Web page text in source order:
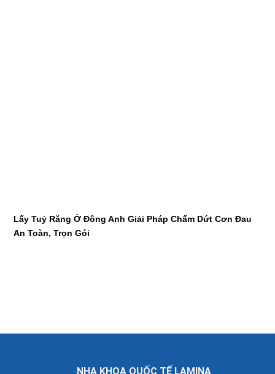
Lấy Tuỷ Răng Ở Đông Anh Giải Pháp Chấm Dứt Cơn Đau
An Toàn, Trọn Gói
NHA KHOA QUỐC TẾ LAMINA